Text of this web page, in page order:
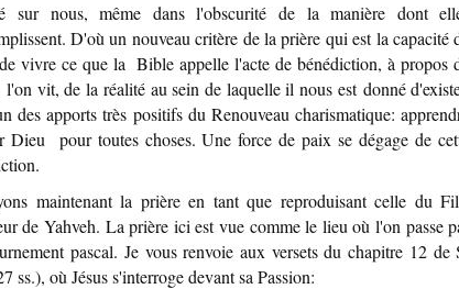
sur nous, même dans l'obscurité de la manière dont
D'où un nouveau critère de la prière qui est la capacité
vivre ce que la Bible appelle l'acte de bénédiction, à propos
l'on vit, de la réalité au sein de laquelle il nous est donné
des apports très positifs du Renouveau charismatique:
Dieu pour toutes choses. Une force de paix se dégage de
maintenant la prière en tant que reproduisant celle du
de Yahveh. La prière ici est vue comme le lieu où l'on passe
pascal. Je vous renvoie aux versets du chapitre 12 de
ss.), où Jésus s'interroge devant sa Passion: